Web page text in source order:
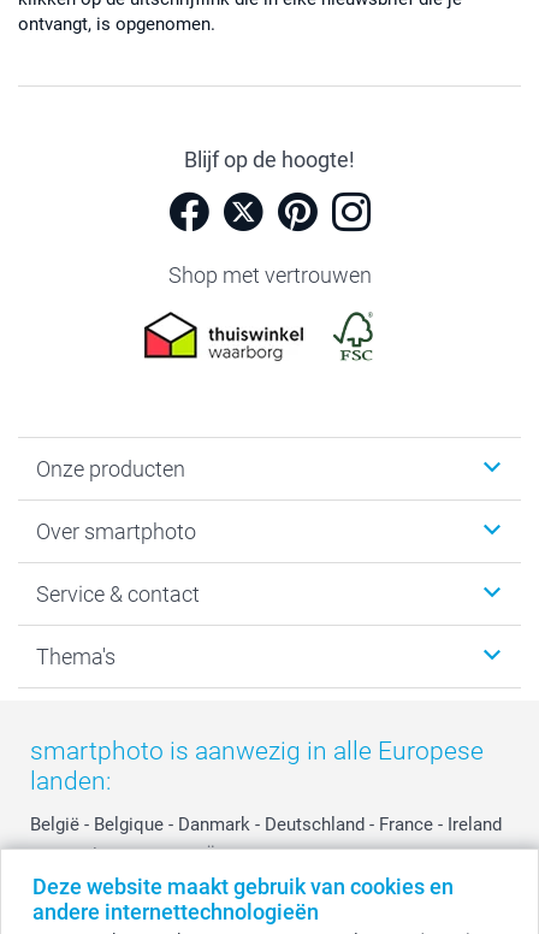
Deze website maakt gebruik van cookies en
andere internettechnologieën
ontvangt, is opgenomen.
Blijf op de hoogte!
Shop met vertrouwen
Onze producten
Fotoboeken
Fotocadeaus
Kaarten
Over smartphoto
Vacatures
Bestelproces
Privacy
Cookiebeleid
Reviews
Prijslijst
Investor Relations
Service & contact
Tevredenheidsgarantie
smartbonus
smartfriends
service@smartphoto.nl
Affiliate partnerprogramma
Partnerships
Influencer partnerprogramma
Thema's
Moederdag
Vaderdag
Huwelijk
smartphoto is aanwezig in alle Europese
landen:
België - Belgique - Danmark - Deutschland - France - Ireland
- Nederland - Norge - Österreich - Schweiz - Suisse -
Switzerland - Suomi - Sverige - United Kingdom -
Other Countries